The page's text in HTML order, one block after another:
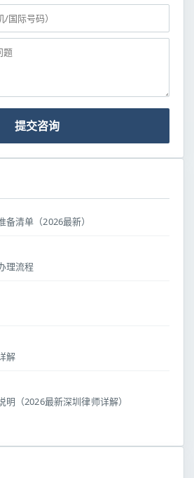
提交咨询
清单（2026最新）
理流程
解
（2026最新深圳律师详解）